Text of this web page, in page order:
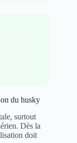
du husky
surtout
Dès la
doit